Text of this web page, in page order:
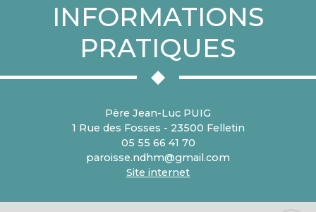
INFORMATIONS
PRATIQUES
Père Jean-Luc PUIG
1 Rue des Fosses - 23500 Felletin
05 55 66 41 70
paroisse.ndhm@gmail.com
Site internet